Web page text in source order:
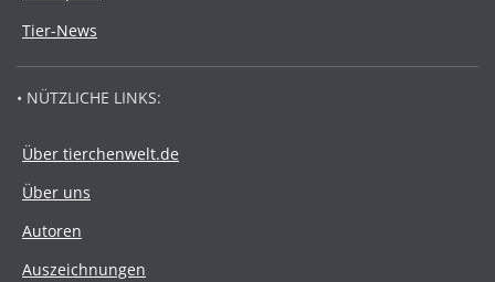
Tier-News
• NÜTZLICHE LINKS:
Über tierchenwelt.de
Über uns
Autoren
Auszeichnungen